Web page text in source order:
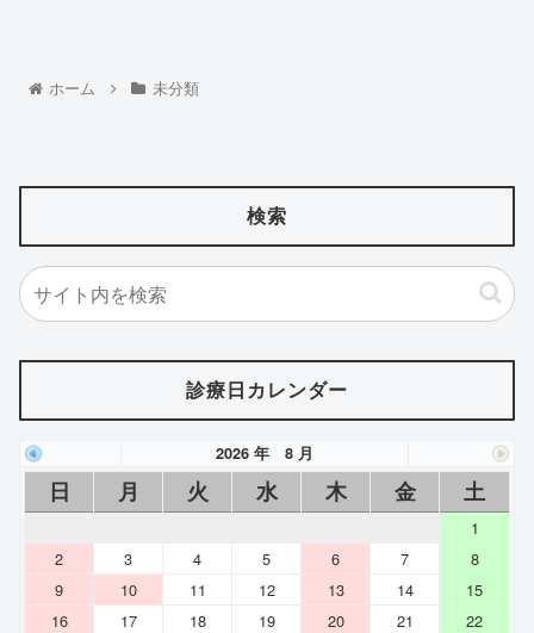
ホーム 未分類
検索
診療日カレンダー
2026 年 8 月
日 月 火 水 木 金 土
1
2
3 4 5 6 7
8
9
10 11 12 13 14
15
16
17 18 19 20 21
22